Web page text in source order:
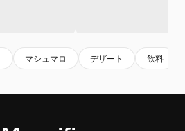
マシュマロ デザート 飲料